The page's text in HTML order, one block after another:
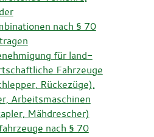
nach § 70
für land-
Fahrzeuge
Rückezüge),
Arbeitsmaschinen
Mähdrescher)
nach § 70